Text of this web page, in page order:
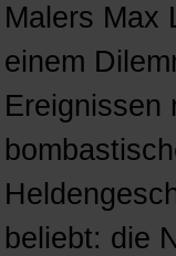
Malers Max
einem
Ereignissen
beliebt: die